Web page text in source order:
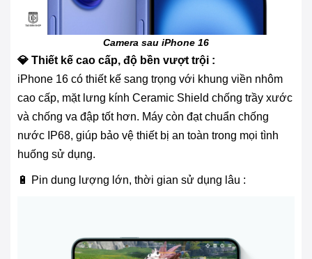
Camera sau iPhone 16
💎 Thiết kế cao cấp, độ bền vượt trội :
iPhone 16 có thiết kế sang trọng với khung viền nhôm
cao cấp, mặt lưng kính Ceramic Shield chống trầy xước
và chống va đập tốt hơn. Máy còn đạt chuẩn chống
nước IP68, giúp bảo vệ thiết bị an toàn trong mọi tình
huống sử dụng.
🔋 Pin dung lượng lớn, thời gian sử dụng lâu :